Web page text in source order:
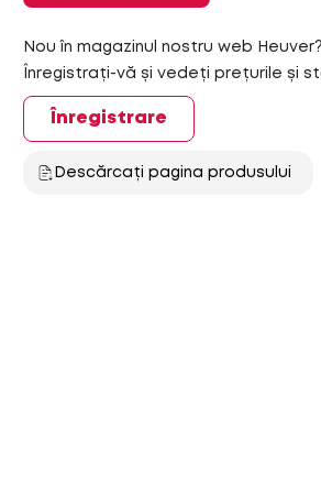
Nou în magazinul nostru web
Înregistrați-vă și vedeți prețurile și
Înregistrare
Descărcați pagina produsului